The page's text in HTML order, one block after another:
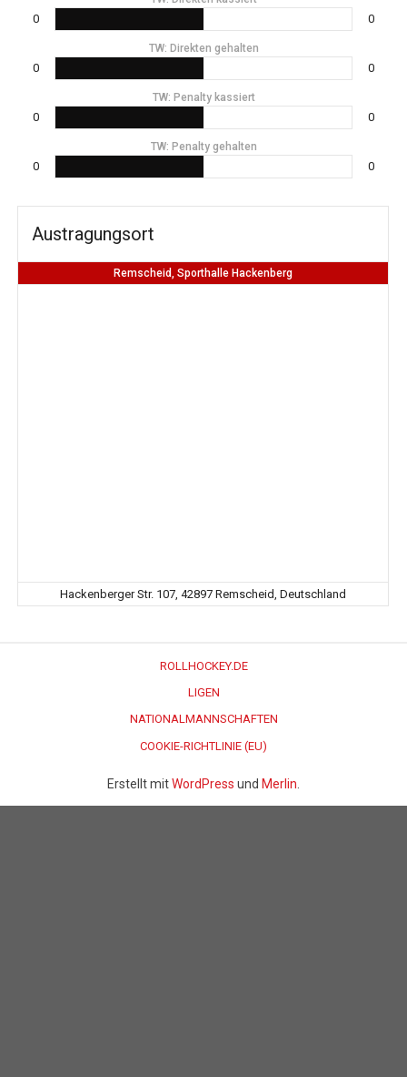
0 0
TW: Direkten gehalten
0 0
TW: Penalty kassiert
0 0
TW: Penalty gehalten
0 0
Austragungsort
Remscheid, Sporthalle Hackenberg
Hackenberger Str. 107, 42897 Remscheid, Deutschland
ROLLHOCKEY.DE
LIGEN
NATIONALMANNSCHAFTEN
COOKIE-RICHTLINIE (EU)
Erstellt mitWordPress und Merlin